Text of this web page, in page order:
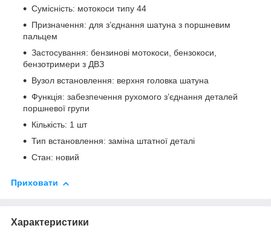
Сумісність: мотокоси типу 44
Призначення: для з’єднання шатуна з поршневим
пальцем
Застосування: бензинові мотокоси, бензокоси,
бензотримери з ДВЗ
Вузол встановлення: верхня головка шатуна
Функція: забезпечення рухомого з’єднання деталей
поршневої групи
Кількість: 1 шт
Тип встановлення: заміна штатної деталі
Стан: новий
Приховати
Характеристики